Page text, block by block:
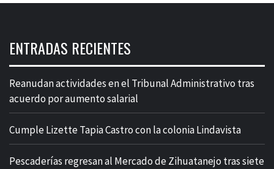
ENTRADAS RECIENTES
Reanudan actividades en el Tribunal Administrativo tras
acuerdo por aumento salarial
Cumple Lizette Tapia Castro con la colonia Lindavista
Pescaderías regresan al Mercado de Zihuatanejo tras siete